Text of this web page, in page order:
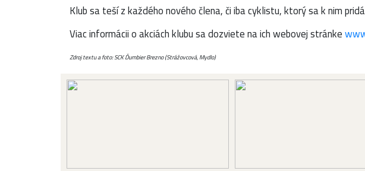
Klub sa teší z každého nového člena, či iba cyklistu, ktorý sa k nim
Viac informácii o akciách klubu sa dozviete na ich webovej stránke
Zdroj textu a foto: SCK Ďumbier Brezno (Strážovcová, Mydlo)